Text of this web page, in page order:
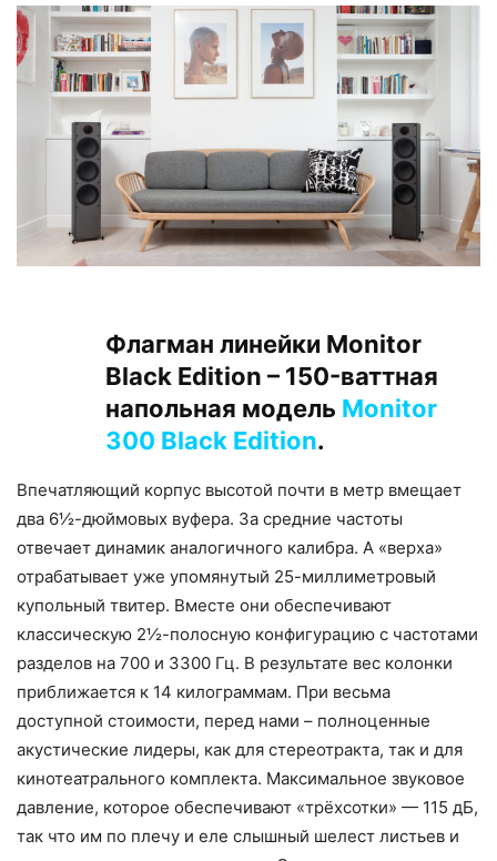
Флагман линейки Monitor
Black Edition – 150-ваттная
напольная модель Monitor
300 Black Edition.
Впечатляющий корпус высотой почти в метр вмещает
два 6½-дюймовых вуфера. За средние частоты
отвечает динамик аналогичного калибра. А «верха»
отрабатывает уже упомянутый 25-миллиметровый
купольный твитер. Вместе они обеспечивают
классическую 2½-полосную конфигурацию с частотами
разделов на 700 и 3300 Гц. В результате вес колонки
приближается к 14 килограммам. При весьма
доступной стоимости, перед нами – полноценные
акустические лидеры, как для стереотракта, так и для
кинотеатрального комплекта. Максимальное звуковое
давление, которое обеспечивают «трёхсотки» — 115 дБ,
так что им по плечу и еле слышный шелест листьев и